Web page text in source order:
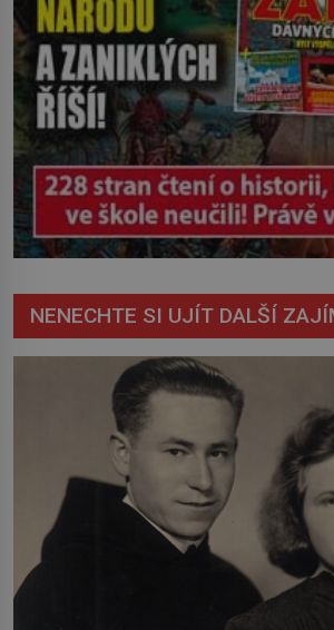
NENECHTE SI UJÍT DALŠÍ